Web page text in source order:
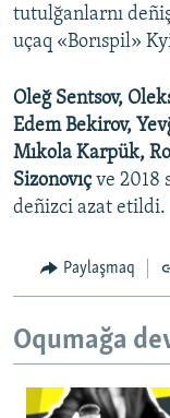
tutulğanlarnı
uçaq «Borıspil»
Oleğ Sentsov,
Edem Bekirov,
Mıkola Karpük,
Sizonovıçve 2018
deñizci azat etildi.
Paylaşmaq
Oqumağa